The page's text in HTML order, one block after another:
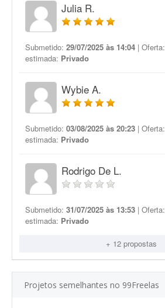
Julia R.
Submetido: 29/07/2025 às 14:04 | Oferta:
estimada: Privado
Wybie A.
Submetido: 03/08/2025 às 20:23 | Oferta:
estimada: Privado
Rodrigo De L.
Submetido: 31/07/2025 às 13:53 | Oferta:
estimada: Privado
+ 12 propostas
Projetos semelhantes no 99Freelas